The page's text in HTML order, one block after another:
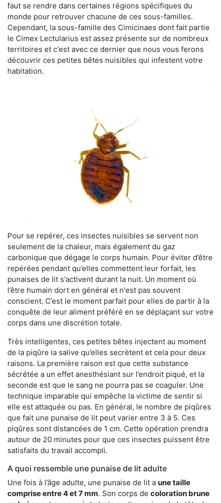
faut se rendre dans certaines régions spécifiques du
monde pour retrouver chacune de ces sous-familles.
Cependant, la sous-famille des Cimicinaes dont fait partie
le Cimex Lectularius est assez présente sur de nombreux
territoires et c'est avec ce dernier que nous vous ferons
découvrir ces petites bêtes nuisibles qui infestent votre
habitation.
Pour se repérer, ces insectes nuisibles se servent non
seulement de la chaleur, mais également du gaz
carbonique que dégage le corps humain. Pour éviter d’être
repérées pendant qu’elles commettent leur forfait, les
punaises de lit s'activent durant la nuit. Un moment où
l’être humain dort en général et n'est pas souvent
conscient. C’est le moment parfait pour elles de partir à la
conquête de leur aliment préféré en se déplaçant sur votre
corps dans une discrétion totale.
Très intelligentes, ces petites bêtes injectent au moment
de la piqûre la salive qu’elles secrètent et cela pour deux
raisons. La première raison est que cette substance
sécrétée a un effet anesthésiant sur l’endroit piqué, et la
seconde est que le sang ne pourra pas se coaguler. Une
technique imparable qui empêche la victime de sentir si
elle est attaquée ou pas. En général, le nombre de piqûres
que fait une punaise de lit peut varier entre 3 à 5. Ces
piqûres sont distancées de 1 cm. Cette opération prendra
autour de 20 minutes pour que ces insectes puissent être
satisfaits du travail accompli.
A quoi ressemble une punaise de lit adulte
Une fois à l’âge adulte, une punaise de lit a une taille
comprise entre 4 et 7 mm. Son corps de coloration brune